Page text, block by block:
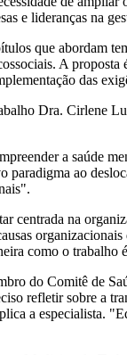
e lideranças na
que abordam
A
das
Dra. Cirlene
a saúde
ao
centrada na
como o
do Comitê de
refletir sobre a
a especialista.